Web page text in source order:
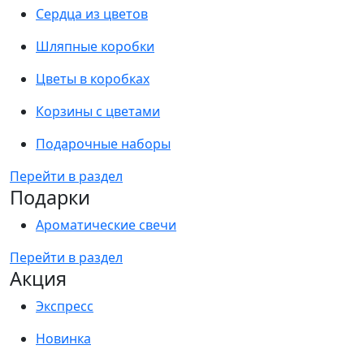
Сердца из цветов
Шляпные коробки
Цветы в коробках
Корзины с цветами
Подарочные наборы
Перейти в раздел
Подарки
Ароматические свечи
Перейти в раздел
Акция
Экспресс
Новинка